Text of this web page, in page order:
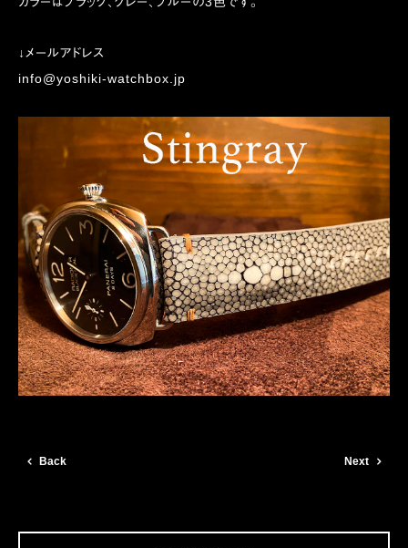
↓メールアドレス
info@yoshiki-watchbox.jp
Back Next